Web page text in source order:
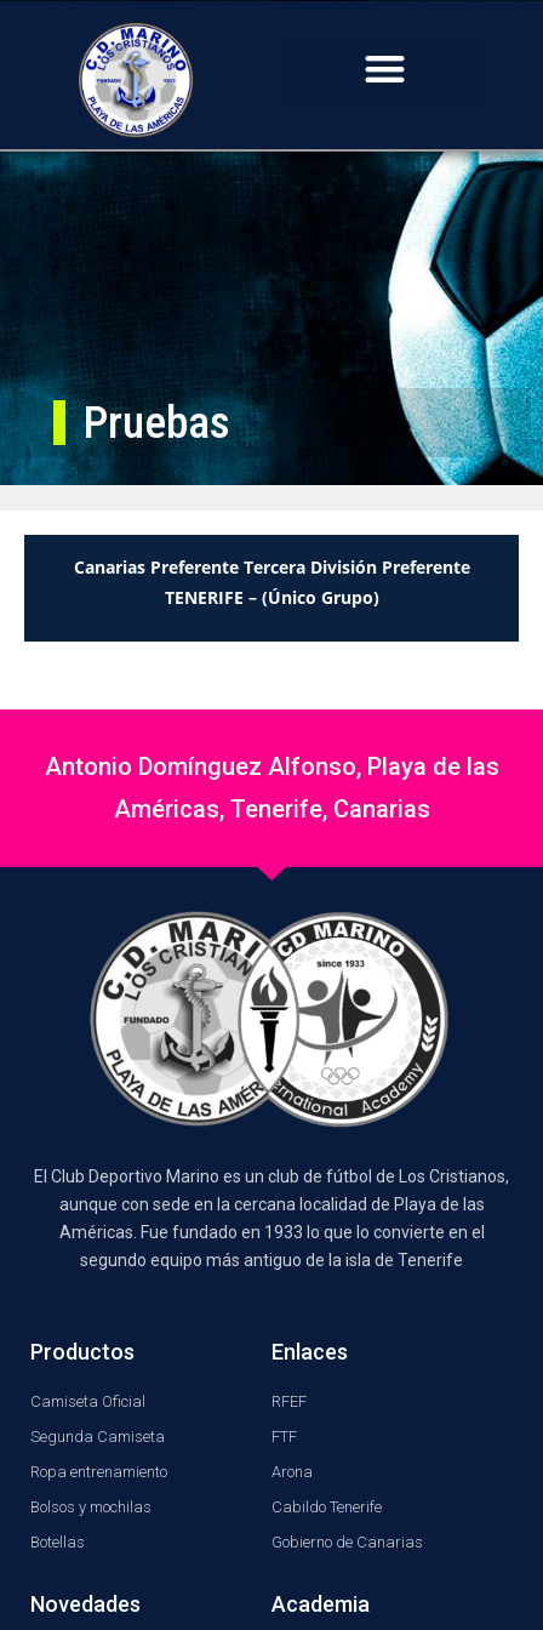
Pruebas
Canarias Preferente Tercera División Preferente
TENERIFE – (Único Grupo)
Antonio Domínguez Alfonso, Playa de las
Américas, Tenerife, Canarias
El Club Deportivo Marino es un club de fútbol de Los Cristianos,
aunque con sede en la cercana localidad de Playa de las
Américas. Fue fundado en 1933 lo que lo convierte en el
segundo equipo más antiguo de la isla de Tenerife
Productos
Camiseta Oficial
Segunda Camiseta
Ropa entrenamiento
Bolsos y mochilas
Botellas
Enlaces
RFEF
FTF
Arona
Cabildo Tenerife
Gobierno de Canarias
Novedades Academia